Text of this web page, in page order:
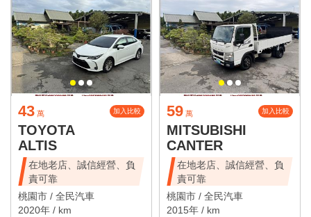
43 萬 加入比較
TOYOTA
ALTIS
在地老店、誠信經營、負
責可靠
桃園市 / 全民汽車
2020年 / km
59 萬 加入比較
MITSUBISHI
CANTER
在地老店、誠信經營、負
責可靠
桃園市 / 全民汽車
2015年 / km